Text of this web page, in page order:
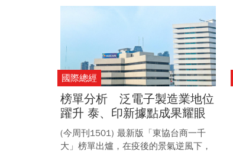
主研發高階晶片，有機會補足缺口。
國際總經
榜單分析 泛電子製造業地位
躍升 泰、印新據點成果耀眼
大標： 東協台商憑硬實力逆
風賺
(今周刊1501) 最新版「東協台商一千
大」榜單出爐，在疫後的景氣逆風下，